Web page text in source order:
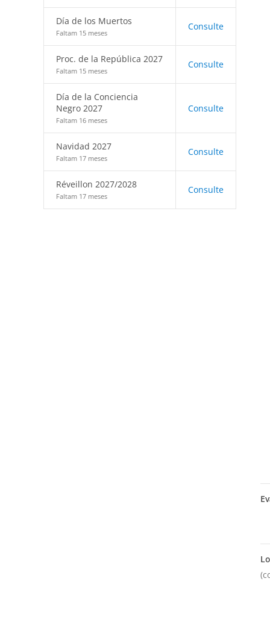
Día de los Muertos
Faltam 15 meses
Consulte
Proc. de la República 2027
Faltam 15 meses
Consulte
Día de la Conciencia
Negro 2027
Faltam 16 meses
Consulte
Navidad 2027
Faltam 17 meses
Consulte
Réveillon 2027/2028
Faltam 17 meses
Consulte